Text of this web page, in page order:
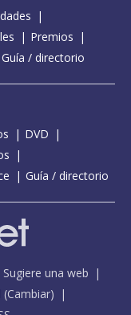
Premios
Guía / directorio
DVD
Guía / directorio
Sugiere una web
(Cambiar)